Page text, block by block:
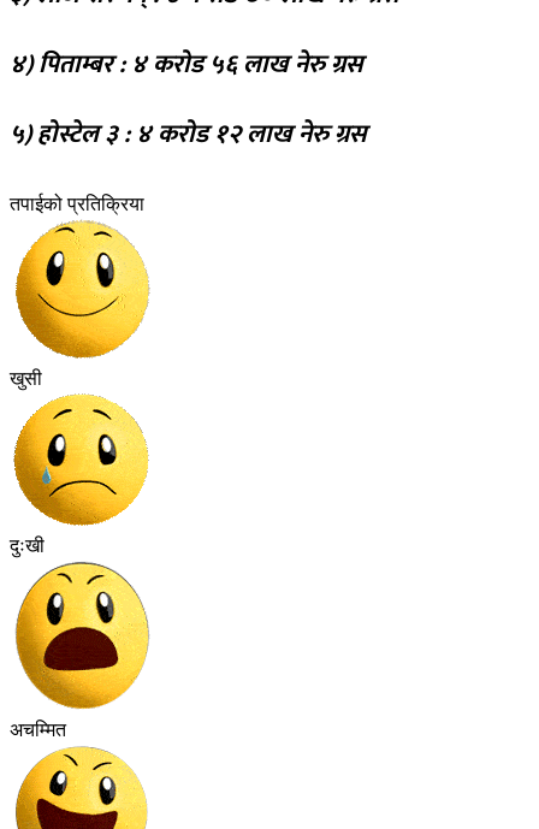
४) पिताम्बर : ४ करोड ५६ लाख नेरु ग्रस
५) होस्टेल ३ : ४ करोड १२ लाख नेरु ग्रस
तपाईको प्रतिक्रिया
खुसी
दुःखी
अचम्मित